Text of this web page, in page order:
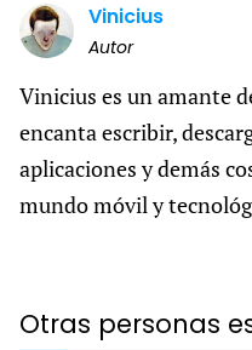
Vinicius
Autor
Vinicius es un amante
encanta escribir,
aplicaciones y demás
mundo móvil y
Otras personas